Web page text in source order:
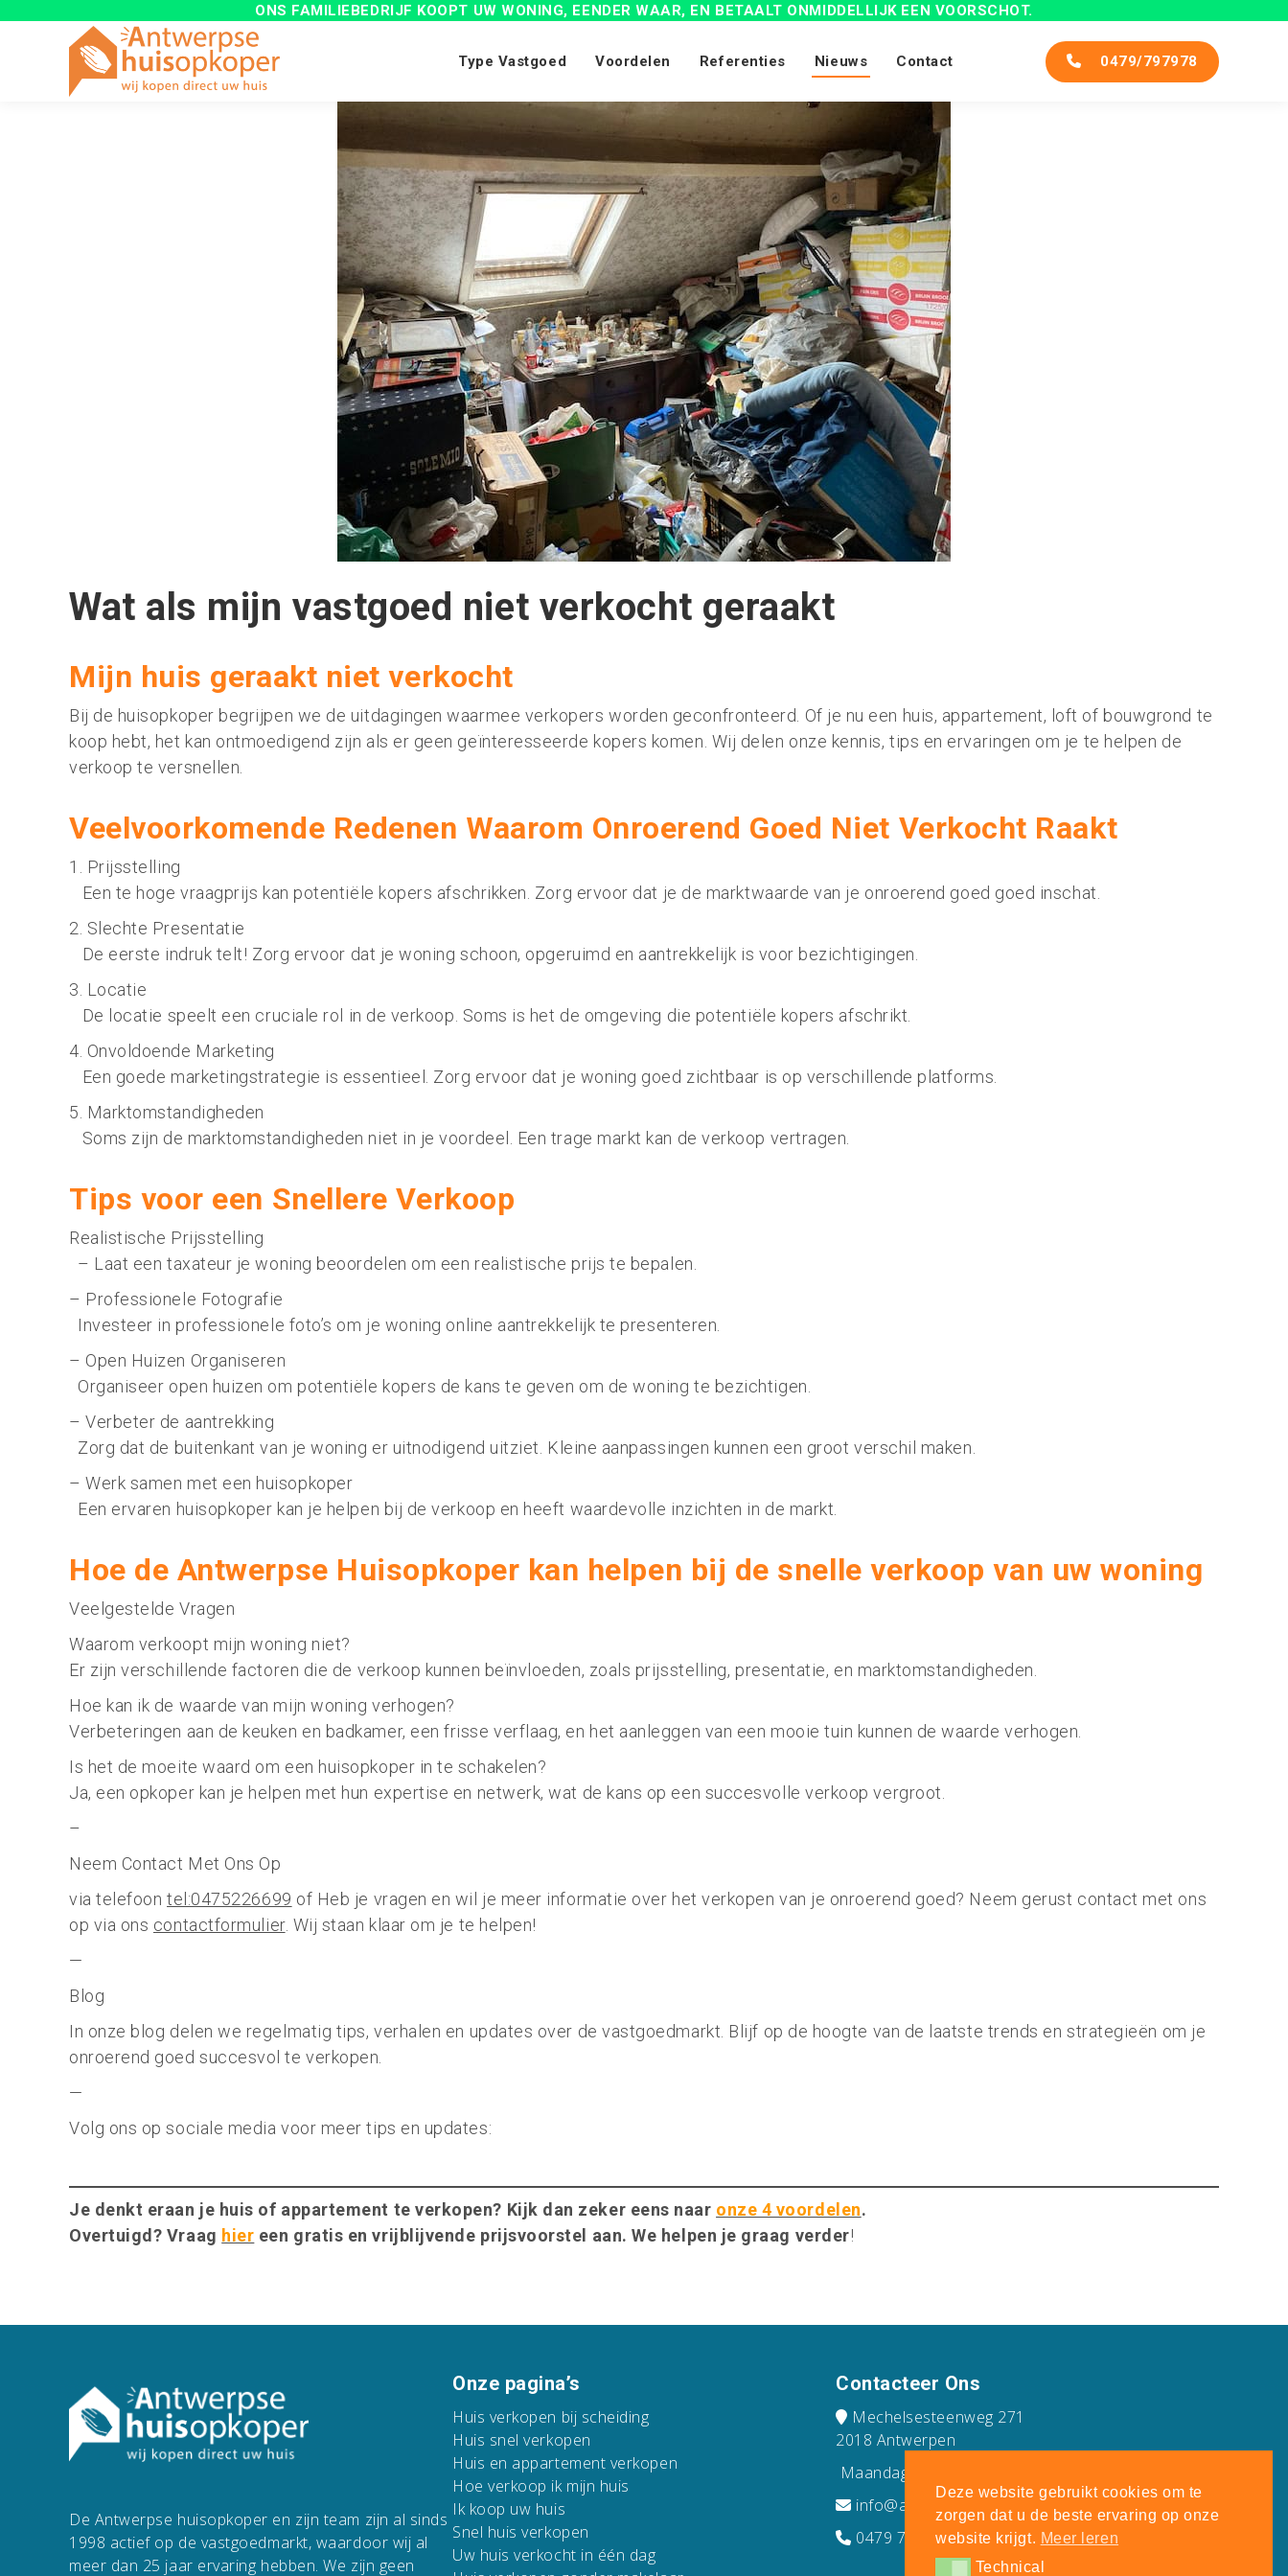
Deze website gebruikt cookies om te
zorgen dat u de beste ervaring op onze
website krijgt. Meer leren
TechnicalTechnical
ONS FAMILIEBEDRIJF KOOPT UW WONING, EENDER WAAR, EN BETAALT ONMIDDELLIJKEEN VOORSCHOT.
Type Vastgoed Voordelen Referenties Nieuws Contact 0479/797978
Wat als mijn vastgoed niet verkocht geraakt
Mijn huis geraakt niet verkocht
Bij de huisopkoper begrijpen we de uitdagingen waarmee verkopers worden geconfronteerd. Of je nu een huis, appartement, loft of bouwgrond te
koop hebt, het kan ontmoedigend zijn als er geen geïnteresseerde kopers komen. Wij delen onze kennis, tips en ervaringen om je te helpen de
verkoop te versnellen.
Veelvoorkomende Redenen Waarom Onroerend Goed Niet Verkocht Raakt
1. Prijsstelling
Een te hoge vraagprijs kan potentiële kopers afschrikken. Zorg ervoor dat je de marktwaarde van je onroerend goed goed inschat.
2. Slechte Presentatie
De eerste indruk telt! Zorg ervoor dat je woning schoon, opgeruimd en aantrekkelijk is voor bezichtigingen.
3. Locatie
De locatie speelt een cruciale rol in de verkoop. Soms is het de omgeving die potentiële kopers afschrikt.
4. Onvoldoende Marketing
Een goede marketingstrategie is essentieel. Zorg ervoor dat je woning goed zichtbaar is op verschillende platforms.
5. Marktomstandigheden
Soms zijn de marktomstandigheden niet in je voordeel. Een trage markt kan de verkoop vertragen.
Tips voor een Snellere Verkoop
Realistische Prijsstelling
– Laat een taxateur je woning beoordelen om een realistische prijs te bepalen.
– Professionele Fotografie
Investeer in professionele foto’s om je woning online aantrekkelijk te presenteren.
– Open Huizen Organiseren
Organiseer open huizen om potentiële kopers de kans te geven om de woning te bezichtigen.
– Verbeter de aantrekking
Zorg dat de buitenkant van je woning er uitnodigend uitziet. Kleine aanpassingen kunnen een groot verschil maken.
– Werk samen met een huisopkoper
Een ervaren huisopkoper kan je helpen bij de verkoop en heeft waardevolle inzichten in de markt.
Hoe de Antwerpse Huisopkoper kan helpen bij de snelle verkoop van uw woning
Veelgestelde Vragen
Waarom verkoopt mijn woning niet?
Er zijn verschillende factoren die de verkoop kunnen beïnvloeden, zoals prijsstelling, presentatie, en marktomstandigheden.
Hoe kan ik de waarde van mijn woning verhogen?
Verbeteringen aan de keuken en badkamer, een frisse verflaag, en het aanleggen van een mooie tuin kunnen de waarde verhogen.
Is het de moeite waard om een huisopkoper in te schakelen?
Ja, een opkoper kan je helpen met hun expertise en netwerk, wat de kans op een succesvolle verkoop vergroot.
–
Neem Contact Met Ons Op
via telefoontel:0475226699 of Heb je vragen en wil je meer informatie over het verkopen van je onroerend goed? Neem gerust contact met ons
op via ons contactformulier. Wij staan klaar om je te helpen!
—
Blog
In onze blog delen we regelmatig tips, verhalen en updates over de vastgoedmarkt. Blijf op de hoogte van de laatste trends en strategieën om je
onroerend goed succesvol te verkopen.
—
Volg ons op sociale media voor meer tips en updates:
Je denkt eraan je huis of appartement te verkopen? Kijk dan zeker eens naar onze 4 voordelen.
Overtuigd? Vraag hier een gratis en vrijblijvende prijsvoorstel aan. We helpen je graag verder!
De Antwerpse huisopkoper en zijn team zijn al sinds
1998 actief op de vastgoedmarkt, waardoor wij al
meer dan 25 jaar ervaring hebben. We zijn geen
Onze pagina’s
Huis verkopen bij scheiding
Huis snel verkopen
Huis en appartement verkopen
Hoe verkoop ik mijn huis
Ik koop uw huis
Snel huis verkopen
Uw huis verkocht in één dag
Contacteer Ons
Mechelsesteenweg 271
2018 Antwerpen
Maandag tot Zondag 24/7
info@antwerpsehuisopkoper.be
0479 79 79 78